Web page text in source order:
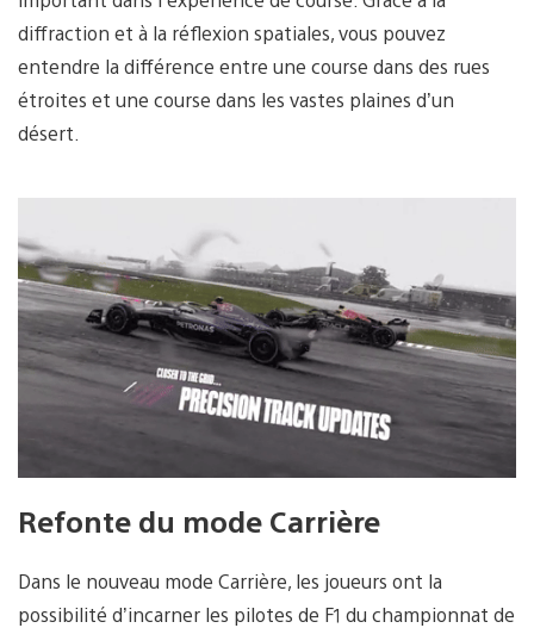
diffraction et à la réflexion spatiales, vous pouvez
entendre la différence entre une course dans des rues
étroites et une course dans les vastes plaines d’un
désert.
Refonte du mode Carrière
Dans le nouveau mode Carrière, les joueurs ont la
possibilité d’incarner les pilotes de F1 du championnat de